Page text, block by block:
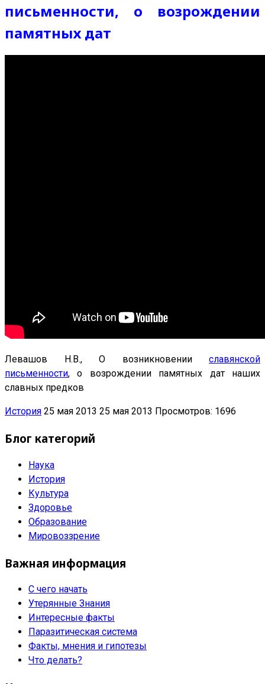
письменности, о возрождении
памятных дат
Левашов Н.В., О возникновении славянской
письменности, о возрождении памятных дат наших
славных предков
История 25 мая 2013 25 мая 2013 Просмотров: 1696
Блог категорий
Наука
История
Культура
Здоровье
Образование
Мировоззрение
Важная информация
С чего начать
Утерянные Знания
Интересные факты
Паразитическая система
Факты, мнения и гипотезы
Что делать?